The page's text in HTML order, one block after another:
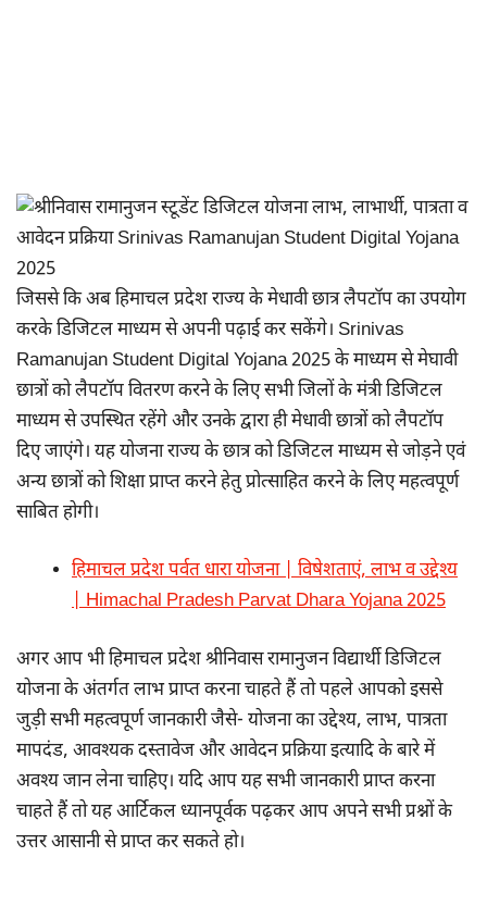
जिससे कि अब हिमाचल प्रदेश राज्य के मेधावी छात्र लैपटॉप का उपयोग
करके डिजिटल माध्यम से अपनी पढ़ाई कर सकेंगे। Srinivas
Ramanujan Student Digital Yojana 2025 के माध्यम से मेघावी
छात्रों को लैपटॉप वितरण करने के लिए सभी जिलों के मंत्री डिजिटल
माध्यम से उपस्थित रहेंगे और उनके द्वारा ही मेधावी छात्रों को लैपटॉप
दिए जाएंगे। यह योजना राज्य के छात्र को डिजिटल माध्यम से जोड़ने एवं
अन्य छात्रों को शिक्षा प्राप्त करने हेतु प्रोत्साहित करने के लिए महत्वपूर्ण
साबित होगी।
हिमाचल प्रदेश पर्वत धारा योजना | विषेशताएं, लाभ व उद्देश्य
| Himachal Pradesh Parvat Dhara Yojana 2025
अगर आप भी हिमाचल प्रदेश श्रीनिवास रामानुजन विद्यार्थी डिजिटल
योजना के अंतर्गत लाभ प्राप्त करना चाहते हैं तो पहले आपको इससे
जुड़ी सभी महत्वपूर्ण जानकारी जैसे- योजना का उद्देश्य, लाभ, पात्रता
मापदंड, आवश्यक दस्तावेज और आवेदन प्रक्रिया इत्यादि के बारे में
अवश्य जान लेना चाहिए। यदि आप यह सभी जानकारी प्राप्त करना
चाहते हैं तो यह आर्टिकल ध्यानपूर्वक पढ़कर आप अपने सभी प्रश्नों के
उत्तर आसानी से प्राप्त कर सकते हो।